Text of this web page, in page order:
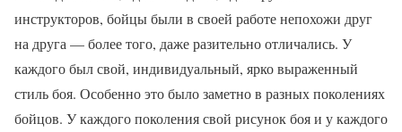
инструкторов, бойцы были в своей работе непохожи друг
на друга — более того, даже разительно отличались. У
каждого был свой, индивидуальный, ярко выраженный
стиль боя. Особенно это было заметно в разных поколениях
бойцов. У каждого поколения свой рисунок боя и у каждого